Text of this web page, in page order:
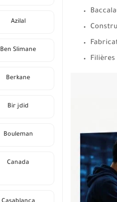
Filières
Azilal
Ben Slimane
Berkane
Bir jdid
Bouleman
Canada